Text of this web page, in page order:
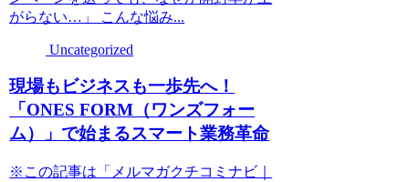
がらない…」 こんな悩み...
Uncategorized
現場もビジネスも一歩先へ！
「ONES FORM（ワンズフォー
ム）」で始まるスマート業務革命
※この記事は「メルマガクチコミナビ｜